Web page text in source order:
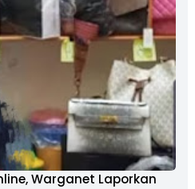
Warganet Laporkan